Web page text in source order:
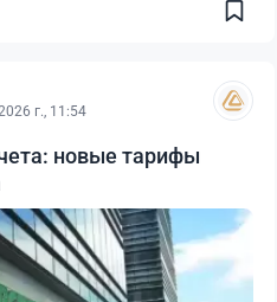
г., 11:54
новые тарифы